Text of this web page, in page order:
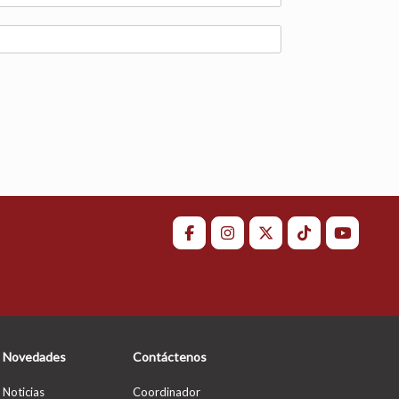
Novedades
Noticias
Contáctenos
Coordinador